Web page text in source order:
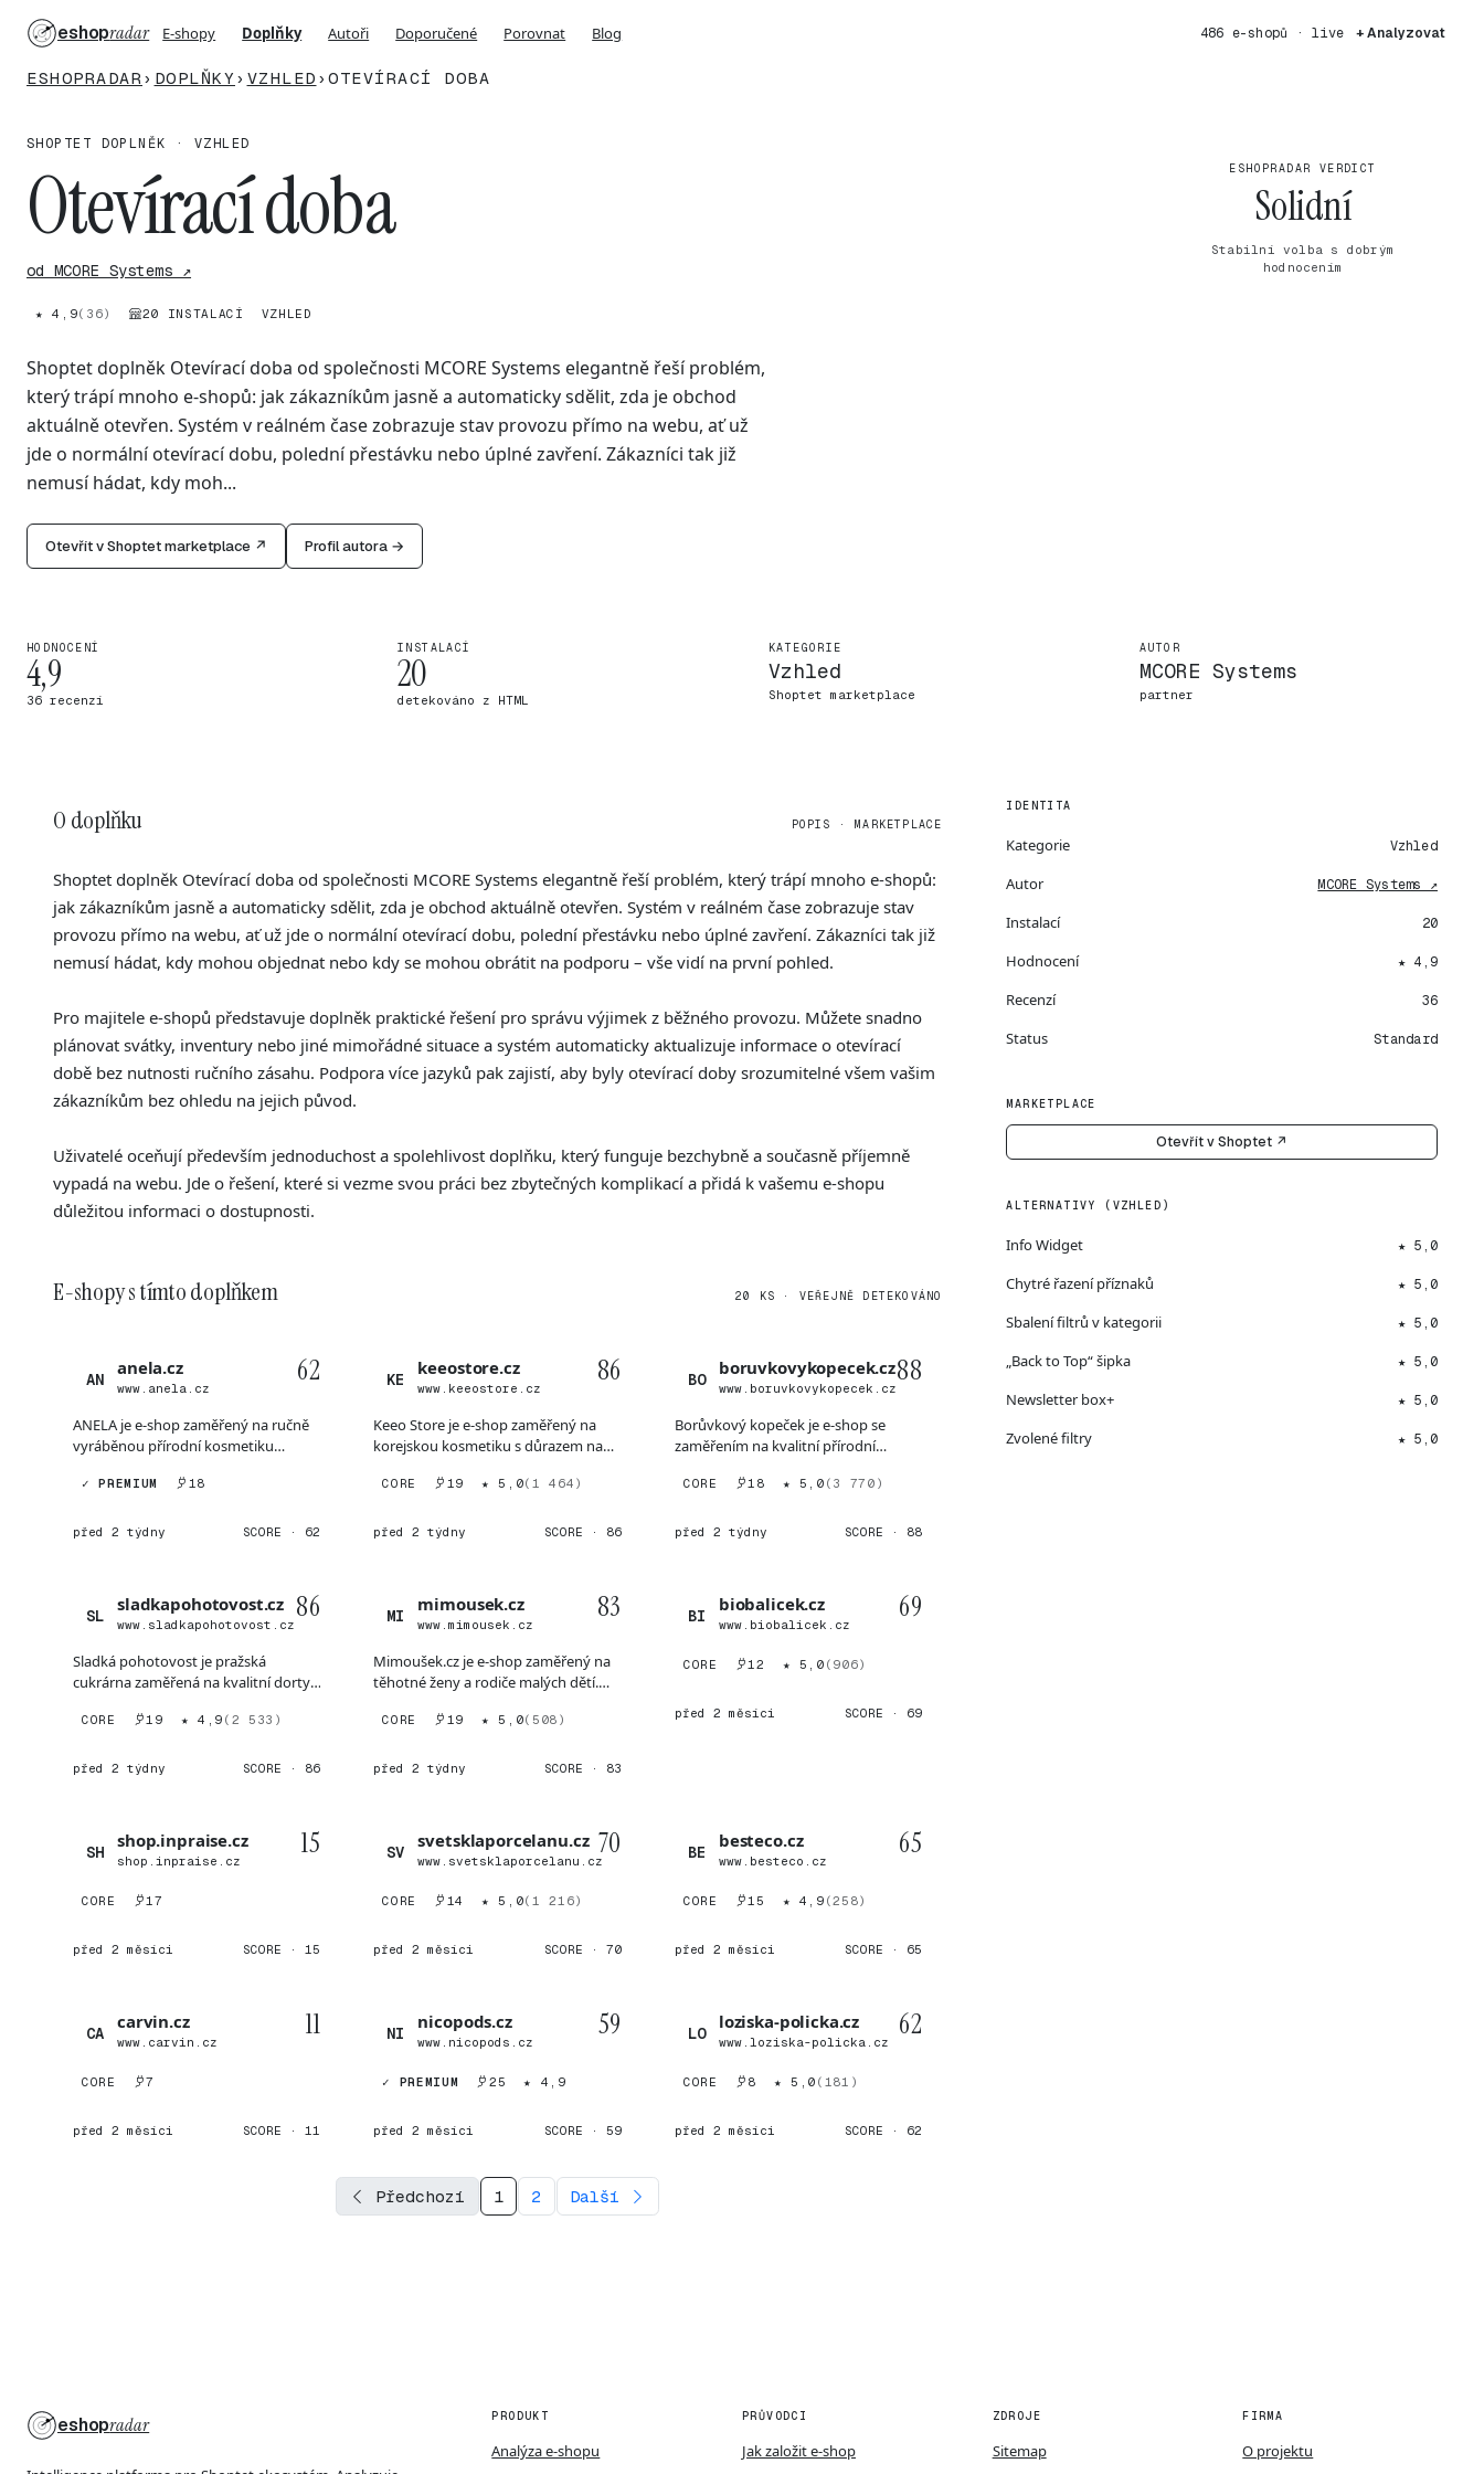
eshopradar E-shopy Doplňky Autoři Doporučené Porovnat Blog 486 e-shopů · live + Analyzovat
ESHOPRADAR › DOPLŇKY › VZHLED › OTEVÍRACÍ DOBA
SHOPTET DOPLNĚK · VZHLED
Otevírací doba
od MCORE Systems ↗
★ 4,9(36) 20 INSTALACÍ VZHLED
Shoptet doplněk Otevírací doba od společnosti MCORE Systems elegantně řeší problém,
který trápí mnoho e-shopů: jak zákazníkům jasně a automaticky sdělit, zda je obchod
aktuálně otevřen. Systém v reálném čase zobrazuje stav provozu přímo na webu, ať už
jde o normální otevírací dobu, polední přestávku nebo úplné zavření. Zákazníci tak již
nemusí hádat, kdy moh...
Otevřít v Shoptet marketplace ↗ Profil autora →
ESHOPRADAR VERDICT
Solidní
Stabilní volba s dobrým
hodnocením
HODNOCENÍ
4,9
36 recenzí
INSTALACÍ
20
detekováno z HTML
KATEGORIE
Vzhled
Shoptet marketplace
AUTOR
MCORE Systems
partner
O doplňku POPIS · MARKETPLACE
Shoptet doplněk Otevírací doba od společnosti MCORE Systems elegantně řeší problém, který trápí mnoho e-shopů:
jak zákazníkům jasně a automaticky sdělit, zda je obchod aktuálně otevřen. Systém v reálném čase zobrazuje stav
provozu přímo na webu, ať už jde o normální otevírací dobu, polední přestávku nebo úplné zavření. Zákazníci tak již
nemusí hádat, kdy mohou objednat nebo kdy se mohou obrátit na podporu – vše vidí na první pohled.
Pro majitele e-shopů představuje doplněk praktické řešení pro správu výjimek z běžného provozu. Můžete snadno
plánovat svátky, inventury nebo jiné mimořádné situace a systém automaticky aktualizuje informace o otevírací
době bez nutnosti ručního zásahu. Podpora více jazyků pak zajistí, aby byly otevírací doby srozumitelné všem vašim
zákazníkům bez ohledu na jejich původ.
Uživatelé oceňují především jednoduchost a spolehlivost doplňku, který funguje bezchybně a současně příjemně
vypadá na webu. Jde o řešení, které si vezme svou práci bez zbytečných komplikací a přidá k vašemu e-shopu
důležitou informaci o dostupnosti.
E-shopy s tímto doplňkem 20 KS · VEŘEJNĚ DETEKOVÁNO
AN
anela.cz
www.anela.cz
62
ANELA je e-shop zaměřený na ručně
vyráběnou přírodní kosmetiku
✓ PREMIUM 18
před 2 týdny SCORE · 62
KE
keeostore.cz
www.keeostore.cz
86
Keeo Store je e-shop zaměřený na
korejskou kosmetiku s důrazem na
CORE 19 ★ 5,0(1 464)
před 2 týdny SCORE · 86
BO
boruvkovykopecek.cz
www.boruvkovykopecek.cz
88
Borůvkový kopeček je e-shop se
zaměřením na kvalitní přírodní
CORE 18 ★ 5,0 (3 770)
před 2 týdny SCORE · 88
SL
sladkapohotovost.cz
www.sladkapohotovost.cz
86
Sladká pohotovost je pražská
cukrárna zaměřená na kvalitní dorty,
CORE 19 ★ 4,9 (2 533)
před 2 týdny SCORE · 86
MI
mimousek.cz
www.mimousek.cz
83
Mimoušek.cz je e-shop zaměřený na
těhotné ženy a rodiče malých dětí.
CORE 19 ★ 5,0(508)
před 2 týdny SCORE · 83
BI
biobalicek.cz
www.biobalicek.cz
69
CORE 12 ★ 5,0 (906)
před 2 měsíci SCORE · 69
SH
shop.inpraise.cz
shop.inpraise.cz
15
CORE 17
před 2 měsíci SCORE · 15
SV
svetsklaporcelanu.cz
www.svetsklaporcelanu.cz
70
CORE 14 ★ 5,0(1 216)
před 2 měsíci SCORE · 70
BE
besteco.cz
www.besteco.cz
65
CORE 15 ★ 4,9 (258)
před 2 měsíci SCORE · 65
CA
carvin.cz
www.carvin.cz
11
CORE 7
před 2 měsíci SCORE · 11
NI
nicopods.cz
www.nicopods.cz
59
✓ PREMIUM 25 ★ 4,9
před 2 měsíci SCORE · 59
LO
loziska-policka.cz
www.loziska-policka.cz
62
CORE 8 ★ 5,0 (181)
před 2 měsíci SCORE · 62
Předchozí 1 2 Další
IDENTITA
Kategorie Vzhled
Autor MCORE Systems ↗
Instalací 20
Hodnocení ★ 4,9
Recenzí 36
Status Standard
MARKETPLACE
Otevřít v Shoptet ↗
ALTERNATIVY (VZHLED)
Info Widget ★ 5,0
Chytré řazení příznaků ★ 5,0
Sbalení filtrů v kategorii ★ 5,0
„Back to Top“ šipka ★ 5,0
Newsletter box+ ★ 5,0
Zvolené filtry ★ 5,0
eshopradar PRODUKT
Analýza e-shopu
PRŮVODCI
Jak založit e-shop
ZDROJE
Sitemap
FIRMA
O projektu